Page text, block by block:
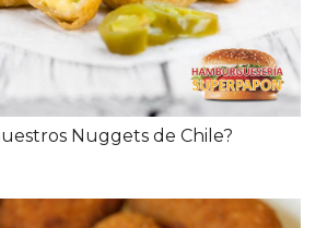
Nuggets de Chile?